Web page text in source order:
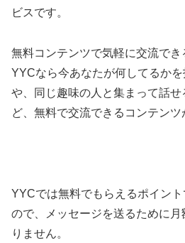
ビスです。
無料コンテンツで気軽に交流でき
YYCなら今あなたが何してるかを
や、同じ趣味の人と集まって話
ど、無料で交流できるコンテンツ
YYCでは無料でもらえるポイン
ので、メッセージを送るために
りません。